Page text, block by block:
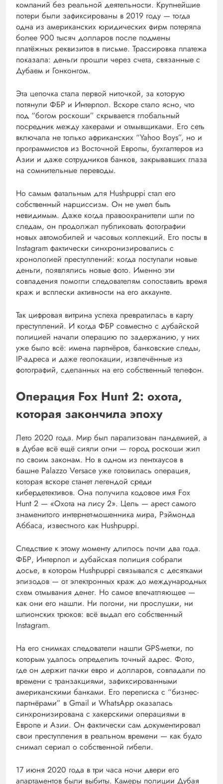
компаний без реальной деятельности. Крупнейшие
потери были зафиксированы в 2019 году — тогда
одна из американских юридических фирм потеряла
более 900 тысяч долларов после подмены
платёжных реквизитов в письме. Трассировка платежа
показала: деньги прошли через счета, связанные с
Дубаем и Гонконгом.
Эта цепочка стала первой ниточкой, за которую
потянули ФБР и Интерпол. Вскоре стало ясно, что
под “богом роскоши” скрывается глобальный
посредник между хакерами и отмывщиками. Его сеть
включала не только африканских “Yahoo Boys”, но и
программистов из Восточной Европы, бухгалтеров из
Азии и даже сотрудников банков, закрывавших глаза
на сомнительные переводы.
Но самым фатальным для Hushpuppi стал его
собственный нарциссизм. Он не умел быть
невидимым. Даже когда правоохранители шли по
следам, он продолжал публиковать фотографии
новых автомобилей и часовых коллекций. Его посты в
Instagram фактически синхронизировались с
хронологией преступлений: когда поступали новые
деньги, появлялись новые фото. Именно эти
совпадения помогли следователям сопоставить время
краж и всплески активности на его аккаунте.
Так цифровая витрина успеха превратилась в карту
преступлений. И когда ФБР совместно с дубайской
полицией начали операцию по задержанию, у них
уже было всё: имена партнёров, банковские следы,
IP-адреса и даже геолокации, извлечённые из
фотографий, сделанных на его собственный телефон.
Операция Fox Hunt 2: охота,
которая закончила эпоху
Лето 2020 года. Мир был парализован пандемией, а
в Дубае всё ещё сияли огни — город роскоши жил
по своим законам. Но в одном из пентхаусов в
башне Palazzo Versace уже готовилась операция,
которая вскоре станет легендой среди
кибердетективов. Она получила кодовое имя Fox
Hunt 2 — «Охота на лису 2». Цель — арест самого
знаменитого интернет-мошенника мира, Рэймонда
Аббаса, известного как Hushpuppi.
Следствие к этому моменту длилось почти два года.
ФБР, Интерпол и дубайская полиция собрали
досье, в котором Hushpuppi связывался с десятками
эпизодов — от электронных краж до международных
схем отмывания денег. Но самое впечатляющее —
как они его нашли. Ни погони, ни прослушки, ни
шпионских трюков: всё выдал его собственный
Instagram.
На его снимках следователи нашли GPS-метки, по
которым удалось определить точный адрес. Фото,
где он держит пачки евро и долларов, совпадали по
времени с транзакциями, зафиксированными
американскими банками. Его переписка с “бизнес-
партнёрами” в Gmail и WhatsApp оказалась
синхронизирована с хакерскими операциями в
Европе и Азии. Он фактически сам документировал
свои преступления в реальном времени — как будто
снимал сериал о собственной гибели.
17 июня 2020 года в три часа ночи двери его
апартаментов были выбиты. Камеры полиции Дубая